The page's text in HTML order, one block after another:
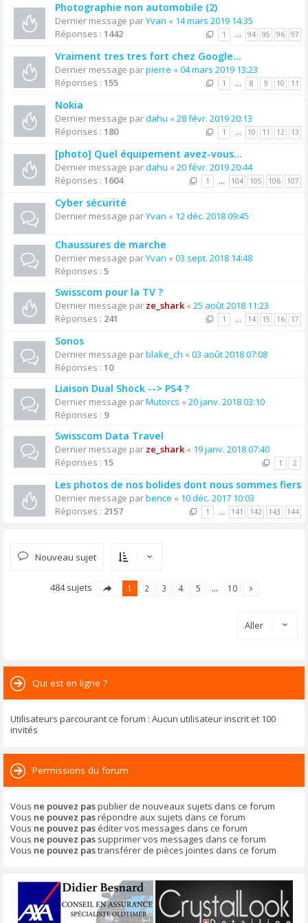
Photographie non automobile (2)
Dernier message parYvan « 14 mars 2019 14:35
Réponses : 1442 1 … 94 95 96 97
Vraiment tres tres fort chez Google...
Dernier message parpierre « 04 mars 2019 13:23
Réponses : 155 1 … 8 9 10 11
Nokia
Dernier message pardahu « 28 févr. 2019 20:13
Réponses : 180 1 … 10 11 12 13
[photo] Quel équipement avez-vous...
Dernier message pardahu « 20 févr. 2019 20:44
Réponses : 1604 1 … 104 105 106 107
Cyber sécurité
Dernier message parYvan « 12 déc. 2018 09:45
Chaussures de marche
Dernier message parYvan « 03 sept. 2018 14:48
Réponses : 5
Swisscom pour la TV ?
Dernier message par ze_shark« 25 août 2018 11:23
Réponses : 241 1 … 14 15 16 17
Sonos
Dernier message parblake_ch « 03 août 2018 07:08
Réponses : 10
Liaison Dual Shock --> PS4 ?
Dernier message parMutorcs « 20 janv. 2018 03:10
Réponses : 9
Swisscom Data Travel
Dernier message par ze_shark« 19 janv. 2018 07:40
Réponses : 15 1 2
Les photos de nos bolides dont nous sommes fiers
Dernier message parbence « 10 déc. 2017 10:03
Réponses : 2157 1 … 141 142 143 144
Nouveau sujet
484 sujets 1 2 3 4 5 … 10
Aller
Qui est en ligne ?
Utilisateurs parcourant ce forum : Aucun utilisateur inscrit et 100
invités
Permissions du forum
Vous ne pouvez paspublier de nouveaux sujets dans ce forum
Vous ne pouvez pasrépondre aux sujets dans ce forum
Vous ne pouvez pas éditer vos messages dans ce forum
Vous ne pouvez pas supprimer vos messages dans ce forum
Vous ne pouvez pastransférer de pièces jointes dans ce forum